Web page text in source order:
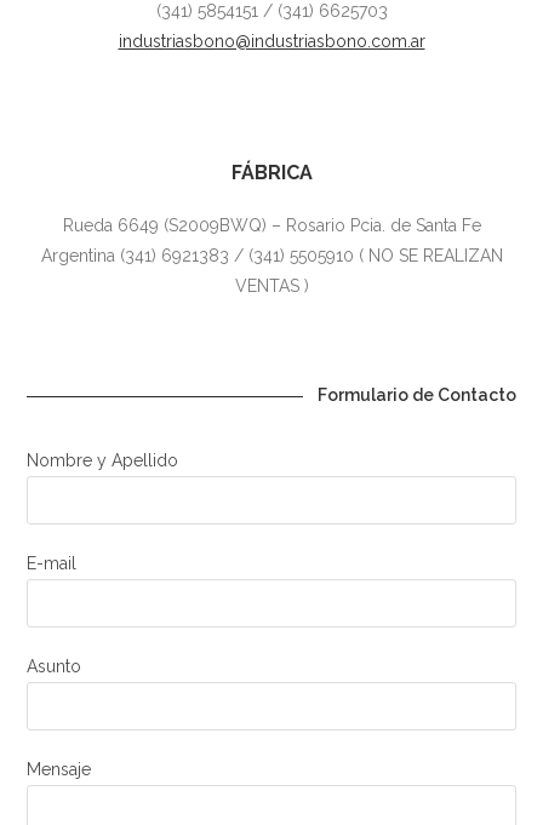
(341) 5854151 / (341) 6625703
industriasbono@industriasbono.com.ar
FÁBRICA
Rueda 6649 (S2009BWQ) – Rosario Pcia. de Santa Fe
Argentina (341) 6921383 / (341) 5505910 ( NO SE REALIZAN
VENTAS )
Formulario de Contacto
Nombre y Apellido
E-mail
Asunto
Mensaje